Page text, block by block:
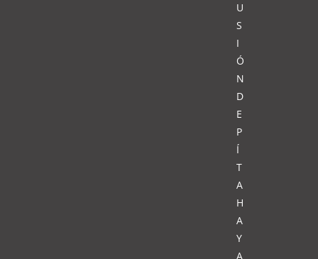
U
S
I
Ó
N
D
E
P
Í
T
A
H
A
Y
A